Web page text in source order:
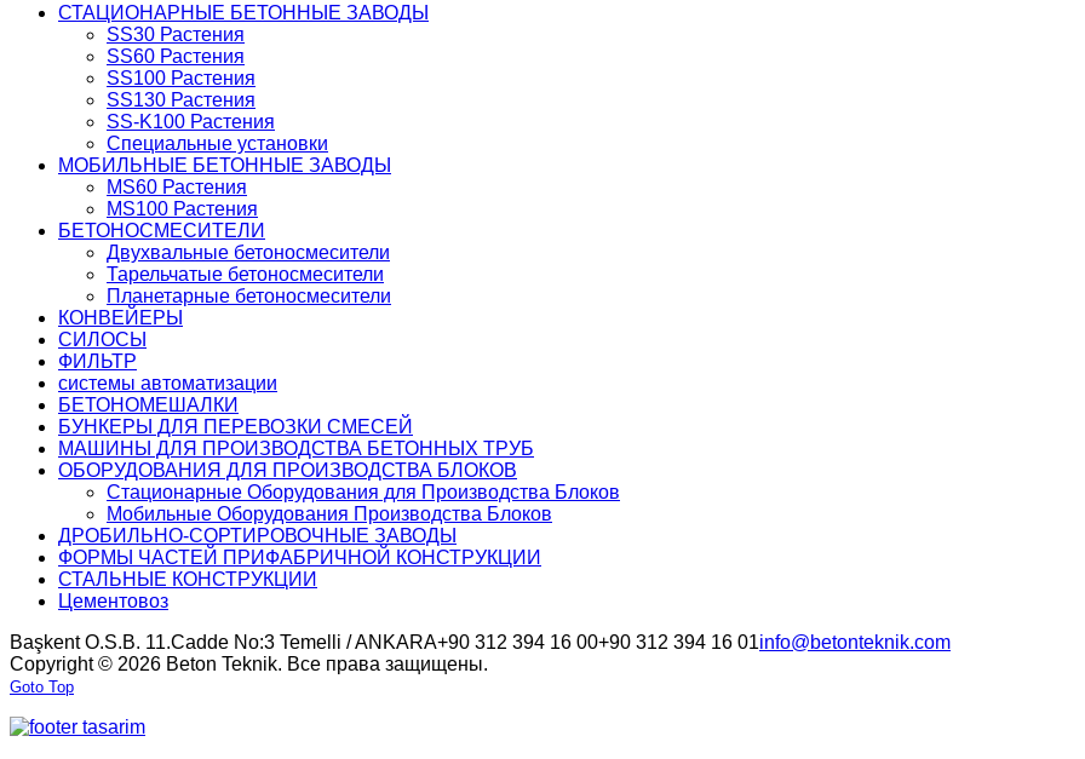
СТАЦИОНАРНЫЕ БЕТОННЫЕ ЗАВОДЫ
SS30 Растения
SS60 Растения
SS100 Растения
SS130 Растения
SS-K100 Растения
Специальные установки
МОБИЛЬНЫЕ БЕТОННЫЕ ЗАВОДЫ
MS60 Растения
MS100 Растения
БЕТОНОСМЕСИТЕЛИ
Двухвальные бетоносмесители
Тарельчатые бетоносмесители
Планетарные бетоносмесители
КОНВЕЙЕРЫ
СИЛОСЫ
ФИЛЬТР
системы автоматизации
БЕТОНОМЕШАЛКИ
БУНКЕРЫ ДЛЯ ПЕРЕВОЗКИ СМЕСЕЙ
МАШИНЫ ДЛЯ ПРОИЗВОДСТВА БЕТОННЫХ ТРУБ
ОБОРУДОВАНИЯ ДЛЯ ПРОИЗВОДСТВА БЛОКОВ
Стационарные Оборудования для Производства Блоков
Мобильные Оборудования Производства Блоков
ДРОБИЛЬНО-СОРТИРОВОЧНЫЕ ЗАВОДЫ
ФОРМЫ ЧАСТЕЙ ПРИФАБРИЧНОЙ КОНСТРУКЦИИ
СТАЛЬНЫЕ КОНСТРУКЦИИ
Цементовоз
Başkent O.S.B. 11.Cadde No:3 Temelli / ANKARA+90 312 394 16 00+90 312 394 16 01info@betonteknik.com
Copyright © 2026 Beton Teknik. Все права защищены.
Goto Top